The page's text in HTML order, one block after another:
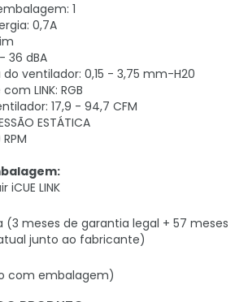
1
0,7A
36 dBA
ventilador: 0,15 - 3,75 mm-H20
LINK: RGB
17,9 - 94,7 CFM
ESTÁTICA
LINK
(3 meses de garantia legal + 57 meses
junto ao fabricante)
com embalagem)